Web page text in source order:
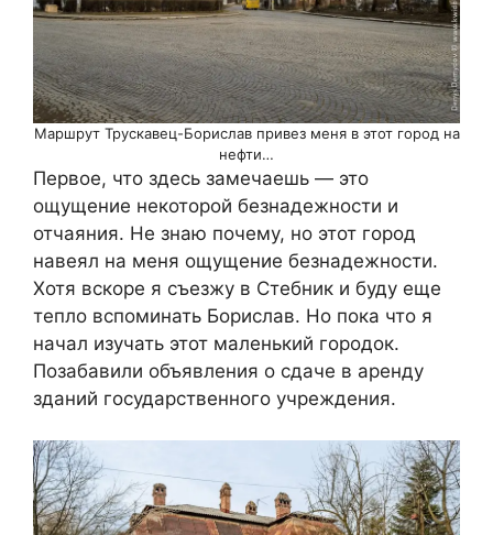
Маршрут Трускавец-Борислав привез меня в этот город на
нефти…
Первое, что здесь замечаешь — это
ощущение некоторой безнадежности и
отчаяния. Не знаю почему, но этот город
навеял на меня ощущение безнадежности.
Хотя вскоре я съезжу в Стебник и буду еще
тепло вспоминать Борислав. Но пока что я
начал изучать этот маленький городок.
Позабавили объявления о сдаче в аренду
зданий государственного учреждения.